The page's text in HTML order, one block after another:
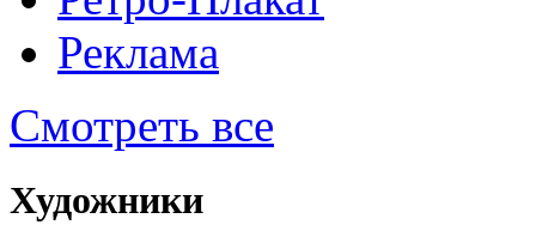
Реклама
Смотреть все
Художники